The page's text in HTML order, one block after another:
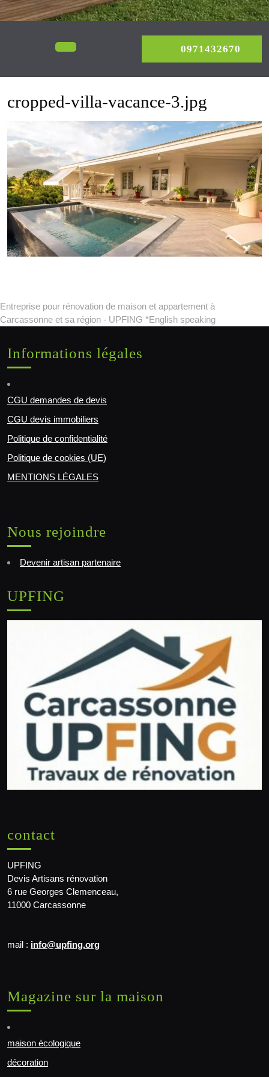
0971432670
cropped-villa-vacance-3.jpg
Entreprise pour rénovation de maison et appartement à
Carcassonne et sa région - UPFING *English speaking
Informations légales
CGU demandes de devis
CGU devis immobiliers
Politique de confidentialité
Politique de cookies (UE)
MENTIONS LÉGALES
Nous rejoindre
Devenir artisan partenaire
UPFING
contact
UPFING
Devis Artisans rénovation
6 rue Georges Clemenceau,
11000 Carcassonne
mail : info@upfing.org
Magazine sur la maison
maison écologique
décoration